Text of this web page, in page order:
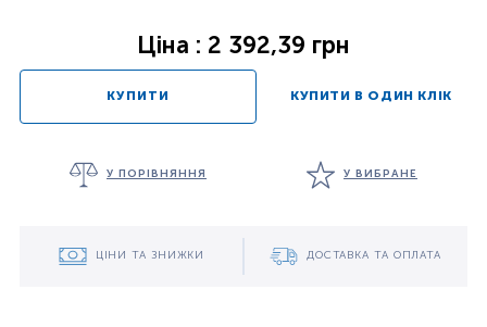
Ціна : 2 392,39 грн
КУПИТИ КУПИТИ В ОДИН КЛІК
У ПОРІВНЯННЯ У ВИБРАНЕ
ЦІНИ ТА ЗНИЖКИ ДОСТАВКА ТА ОПЛАТА